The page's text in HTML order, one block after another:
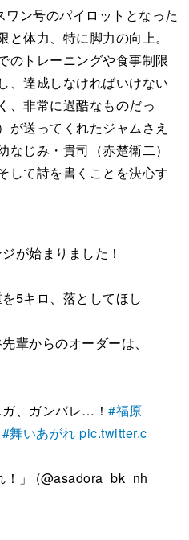
ン号のパイロットとなった
体力、特に脚力の向上。
のトレーニングや食事制限
、達成しなければいけない
、非常に過酷なものだっ
が送ってくれたジャムさえ
じみ・貴司（赤楚衛二）
して詩を書くことを決心す
が始まりました！
5キロ、落としてほし
輩からのオーダーは、
、ガンバレ…！ #福原
#舞いあがれ pic.twitter.c
」 (@asadora_bk_nh